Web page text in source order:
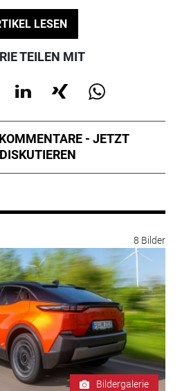
LESEN
TEILEN MIT
KOMMENTARE - JETZT
8 Bilder
Bildergalerie